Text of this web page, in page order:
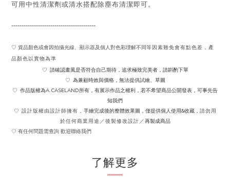
可用中性清潔劑或清水搭配除塵布清潔即可。
-----------------------------------------
♡ 貨品顏色或會因拍攝光線、顯示器及個人對色彩理解不同等因素難免會有點色差，產
品顏色以實物為準
♡ 請確認畫風是否符合自己期待，追求極致完美者，請斟酌下單
♡ 為兼顧時效與價格，無法提供試繪、草圖
♡ 作品版權為A.CASELAND所有，有展示作品之權利，若不希望商品公開發表，可事先告
知我們
♡ 設計版權由設計師擁有， 手繪完成後的整體效果圖，僅提供個人使用&收藏， 請勿用
於任何商業用途／後製修改設計／再製成商品
♡ 有任何問題需查詢 歡迎聯絡我們
了解更多